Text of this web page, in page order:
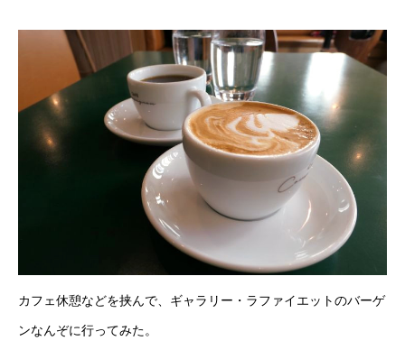
カフェ休憩などを挟んで、ギャラリー・ラファイエットのバーゲ
ンなんぞに行ってみた。